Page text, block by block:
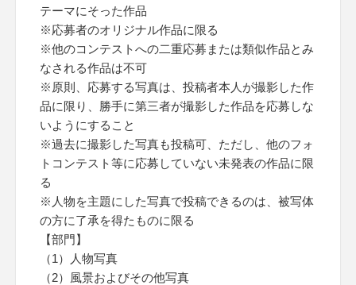
テーマにそった作品
※応募者のオリジナル作品に限る
※他のコンテストへの二重応募または類似作品とみ
なされる作品は不可
※原則、応募する写真は、投稿者本人が撮影した作
品に限り、勝手に第三者が撮影した作品を応募しな
いようにすること
※過去に撮影した写真も投稿可、ただし、他のフォ
トコンテスト等に応募していない未発表の作品に限
る
※人物を主題にした写真で投稿できるのは、被写体
の方に了承を得たものに限る
【部門】
（1）人物写真
（2）風景およびその他写真